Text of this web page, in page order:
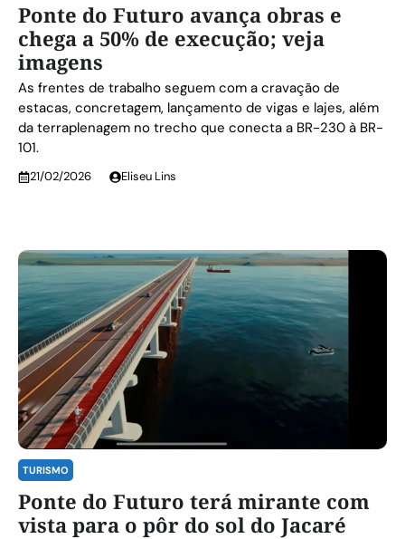
Ponte do Futuro avança obras e
chega a 50% de execução; veja
imagens
As frentes de trabalho seguem com a cravação de
estacas, concretagem, lançamento de vigas e lajes, além
da terraplenagem no trecho que conecta a BR-230 à BR-
101.
21/02/2026 Eliseu Lins
TURISMO
Ponte do Futuro terá mirante com
vista para o pôr do sol do Jacaré